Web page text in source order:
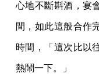
心地不斷斟酒，宴
間，如此這般合作
時間，「這次比以
熱鬧一下。」